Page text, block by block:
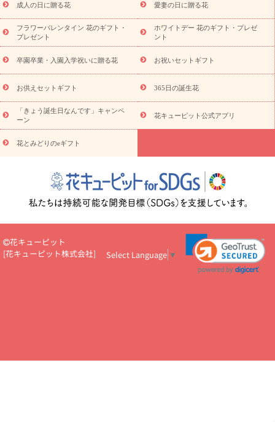
蘭・花鉢
ミディ胡蝶蘭・お祝い ミディ胡蝶蘭・お供え
の青色胡蝶蘭
観葉植物 観葉植物 産直多肉植物
プリザーブ
ドフラワー
お祝い お供え・お悔やみ 花とセットギフト
ミオーダー
プチギフト（hanamore -ハナモア-）
花とみどりの
eギフト
花キューピットのeGfit カラー ピンク
レンジ
レッド お花の種類 バラ ユリ トルコキキョウ
予
算から探す
お祝い お祝い・3000円～ お祝い・
お祝い・5000円～ お祝い・7000円～ お祝い・10000円～
お供え・お悔やみ
お供え・お悔やみ・3000円～
お供え・お
悔やみ・5000円～ お供え・お悔やみ・7000円～
お供え・お悔
やみ・10000円～
365日の誕生花カレンダー
開店・開業祝
お祝いを贈るときのマナー・
花キューピットのお祝いコラム一覧
誕生日のお花を「色
彩心理学」で選ぶ方法
結婚祝いの予算相場
出産祝いお役立ち情
転職祝いのマナー基礎知識
ペットのお祝いワンポイントアド
バイス
スタンド花（フラスタ）のマナー
お見舞いのマナーとル
お祝い花のマナー総まとめ
場上司や先輩へ贈るお祝い花の正解は？
開店祝いの花 選び方ガイ
ド（早見表あり）
花キューピットのお供え・
プロ直伝10のテクニック
花美人5人の「花のある暮らし」
美
成人の日に贈る花 愛妻の日に贈る花
フラワーバレンタイン 花のギフト・
プレゼント
ホワイトデー 花のギフト・プレゼ
ント
卒園卒業・入園入学祝いに贈る花 お祝いセットギフト
お供えセットギフト 365日の誕生花
「きょう誕生日なんです」キャンペ
ーン
花キューピット公式アプリ
花とみどりのeギフト
花キューピット
[花キューピット株式会社] Select Language ▼